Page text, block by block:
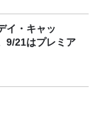
イ・キャッ
9/21はプレミア